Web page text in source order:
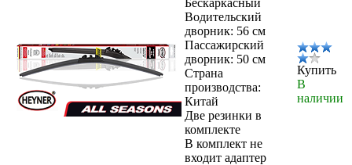
Водительский
дворник: 56 см
Пассажирский
дворник: 50 см
Страна
производства:
Китай
Две резинки в
комплекте
В комплект не
входит адаптер
Купить
В
наличии